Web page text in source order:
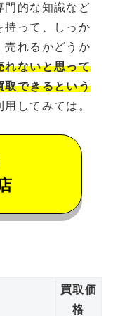
門的な知識など
持って、しっか
売れるかどうか
れないと思って
取できるという
してみては。
買取価
格